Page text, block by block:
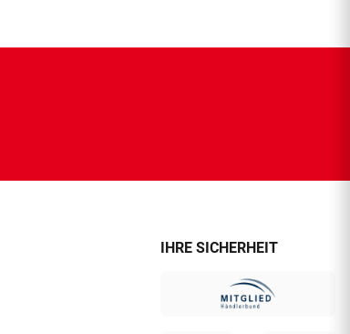
IHRE SICHERHEIT